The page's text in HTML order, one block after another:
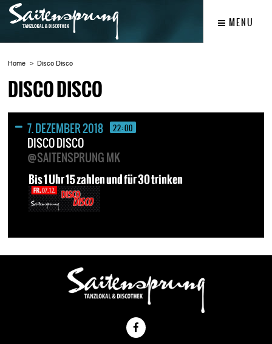
MENU
Home Disco Disco
DISCO DISCO
7. DEZEMBER 2018 22:00
DISCO DISCO
@SAITENSPRUNG MK
Bis 1 Uhr 15 zahlen und für 30 trinken